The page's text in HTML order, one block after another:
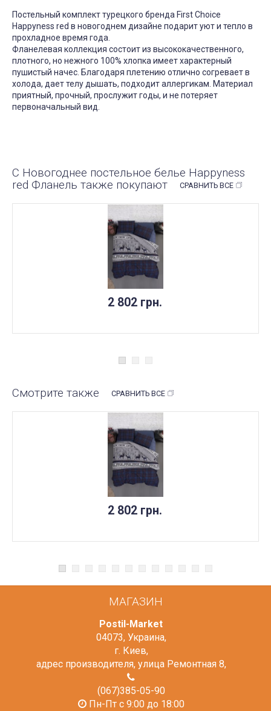
Постельный комплект турецкого бренда First Choice
Happyness red в новогоднем дизайне подарит уют и тепло в
прохладное время года.
Фланелевая коллекция состоит из высококачественного,
плотного, но нежного 100% хлопка имеет характерный
пушистый начес. Благодаря плетению отлично согревает в
холода, дает телу дышать, подходит аллергикам. Материал
приятный, прочный, прослужит годы, и не потеряет
первоначальный вид.
С Новогоднее постельное белье Happyness
red Фланель также покупают
СРАВНИТЬ ВСЕ
2 802 грн.
Смотрите также СРАВНИТЬ ВСЕ
2 802 грн.
МАГАЗИН
Postil-Market
04073, Украина,
г. Киев,
адрес производителя, улица Ремонтная 8,
(067)385-05-90
Пн-Пт с 9:00 до 18:00